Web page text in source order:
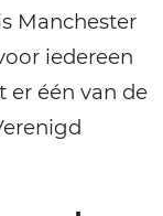
Manchester
iedereen
er één van de